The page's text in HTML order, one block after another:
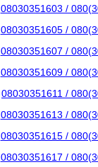
08030351603 /
08030351605 /
08030351607 /
08030351609 /
08030351611 /
08030351613 /
08030351615 /
08030351617 /